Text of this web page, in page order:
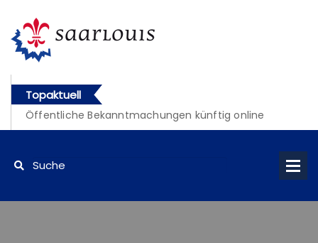
Topaktuell
Öffentliche Bekanntmachungen künftig online
abrufbar